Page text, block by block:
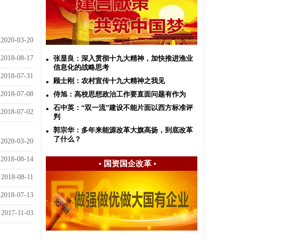
2020-03-20
2018-08-17
2018-07-31
2018-07-08
2018-07-02
2020-03-20
2018-08-14
2018-08-11
2018-07-13
2017-11-03
张显良：深入贯彻十九大精神，加快推进渔业
信息化的战略思考
顾士刚：农村宣传十九大精神之我见
侍旭：高校思想政治工作要直面问题有作为
石中英：“双一流”建设不能片面以西方标准评
判
郭宗华：多年来能源改革大旗高扬，到底改革
了什么？
• 国资国企改革•